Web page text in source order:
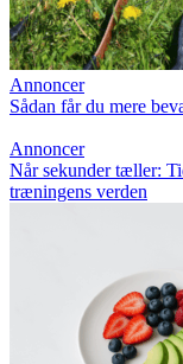
Annoncer
Sådan får du mere
Annoncer
Når sekunder tæller:
træningens verden